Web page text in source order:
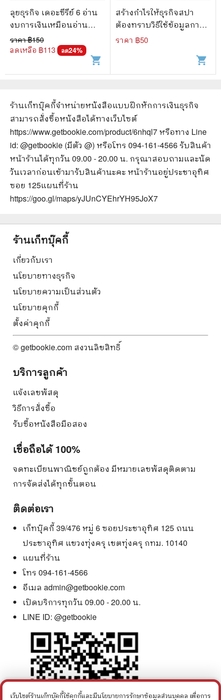
ลุยธุรกิจ เดอะซีรีย์ 6 อ่าน
งบการเงินเหมือนอ่าน
นิยาย
ราคา ฿150
ลดเหลือ ฿113 ลด24%
shopping_cart
สร้างกำไรให้ธุรกิจสปา
ต้องทราบวิธีใช้ข้อมูลการ
เงิน
ราคา ฿50
shopping_cart
ร้านเก็ทบุ๊คกี้จำหน่ายหนังสือแบบฝึกหักการเงินธุรกิจ
สามารถสั่งซื้อหนังสือได้ทางเว็บไซต์
https://www.getbookie.com/product/6nhql7หรือทาง Line
id: @getbookie (มีตัว @) หรือโทร 094-161-4566 รับสินค้า
หน้าร้านได้ทุกวัน 09.00 - 20.00 น. กรุณาสอบถามและนัด
วันเวลาก่อนเข้ามารับสินค้านะคะ หน้าร้านอยู่ประชาอุทิศ
ซอย 125แผนที่ร้าน
https://goo.gl/maps/yJUnCYEhrYH95JoX7
ร้านเก็ทบุ๊คกี้
เกี่ยวกับเรา
นโยบายทางธุรกิจ
นโยบายความเป็นส่วนตัว
นโยบายคุกกี้
ตั้งค่าคุกกี้
© getbookie.com สงวนลิขสิทธิ์
บริการลูกค้า
แจ้งเลขพัสดุ
วิธีการสั่งซื้อ
รับซื้อหนังสือมือสอง
เชื่อถือได้ 100%
จดทะเบียนพาณิชย์ถูกต้อง มีหมายเลขพัสดุติดตาม
การจัดส่งได้ทุกขั้นตอน
ติดต่อเรา
เก็ทบุ๊คกี้ 39/476 หมู่ 6 ซอยประชาอุทิศ 125 ถนน
ประชาอุทิศ แขวงทุ่งครุ เขตทุ่งครุ กทม. 10140
แผนที่ร้าน
โทร 094-161-4566
อีเมล admin@getbookie.com
เปิดบริการทุกวัน 09.00 - 20.00 น.
LINE ID: @getbookie
เว็บไซต์ร้านเก็ทบุ๊คกี้ใช้คุกกี้และมีนโยบายการรักษาข้อมูลส่วนบุคคล เพื่อการ